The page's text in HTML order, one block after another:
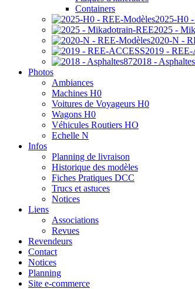
Containers
2025-H0
2025 -
2020-N -
2019 -
2018 -
Photos
Ambiances
Machines H0
Voitures de Voyageurs H0
Wagons H0
Véhicules Routiers HO
Echelle N
Infos
Planning de livraison
Historique des modèles
Fiches Pratiques DCC
Trucs et astuces
Notices
Liens
Associations
Revues
Revendeurs
Contact
Notices
Planning
Site e-commerce